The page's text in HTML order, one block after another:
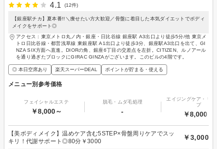
4.1
(12件)
【銀座駅チカ】夏本番!!＼痩せたい方大歓迎／骨盤に着目した本気ダイエットでボディ
メイクをサポート◎
アクセス：東京メトロ丸ノ内・銀座・日比谷線 銀座駅 A3出口より徒歩5分/他 東京メ
トロ日比谷線・都営浅草線 東銀座駅 A1出口より徒歩3分、銀座駅A3出口を出て、GI
NZA SIX方面へ直進。DIORの角、銀座6丁目の交差点を左折。CITIZEN、ルノアール
を通り過ぎたブロックにGIRAC GINZAがございます。このビルの4階です。
◎ 本日空席あり 楽天スーパーDEAL ポイントが貯まる・使える
メニュー別参考価格
フェイシャルエステ
￥8,000～
脱毛・ムダ毛処理
-
エイジングケア・リ
プ
￥8,000～
【美ボディメイク】温めケア含む5STEP×骨盤周りケアでスッ
キリ！代謝サポート◎80分￥3000
￥3,000